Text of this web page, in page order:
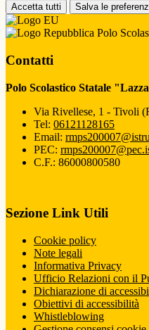
Accetta tutti Salva le
Polo
Contatti
Polo Scolastico Statale
Via Rivellese, 1 - Tivoli
Tel: 06121128165
Email:
PEC:
C.F.: 86000800580
Sezione Link Utili
Cookie policy
Note legali
Informativa Privacy
Ufficio Relazioni con il
Dichiarazione di
Obiettivi di accessibilità
Whistleblowing